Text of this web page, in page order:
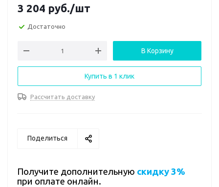
3 204 руб./шт
Достаточно
В Корзину
Купить в 1 клик
Рассчитать доставку
Поделиться
Получите дополнительную скидку 3%
при оплате онлайн.